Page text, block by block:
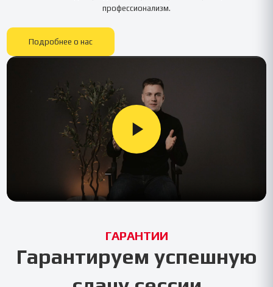
профессионализм.
Подробнее о нас
ГАРАНТИИ
Гарантируем успешную